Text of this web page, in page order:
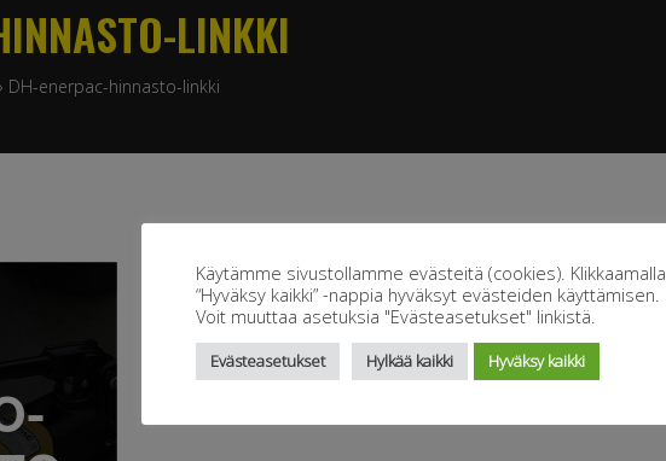
LINKKI
› DH-enerpac-hinnasto-linkki
Käytämme sivustollamme evästeitä (cookies). Klikkaamalla
“Hyväksy kaikki” -nappia hyväksyt evästeiden käyttämisen.
Voit muuttaa asetuksia "Evästeasetukset" linkistä.
Evästeasetukset Hylkää kaikki Hyväksy kaikki